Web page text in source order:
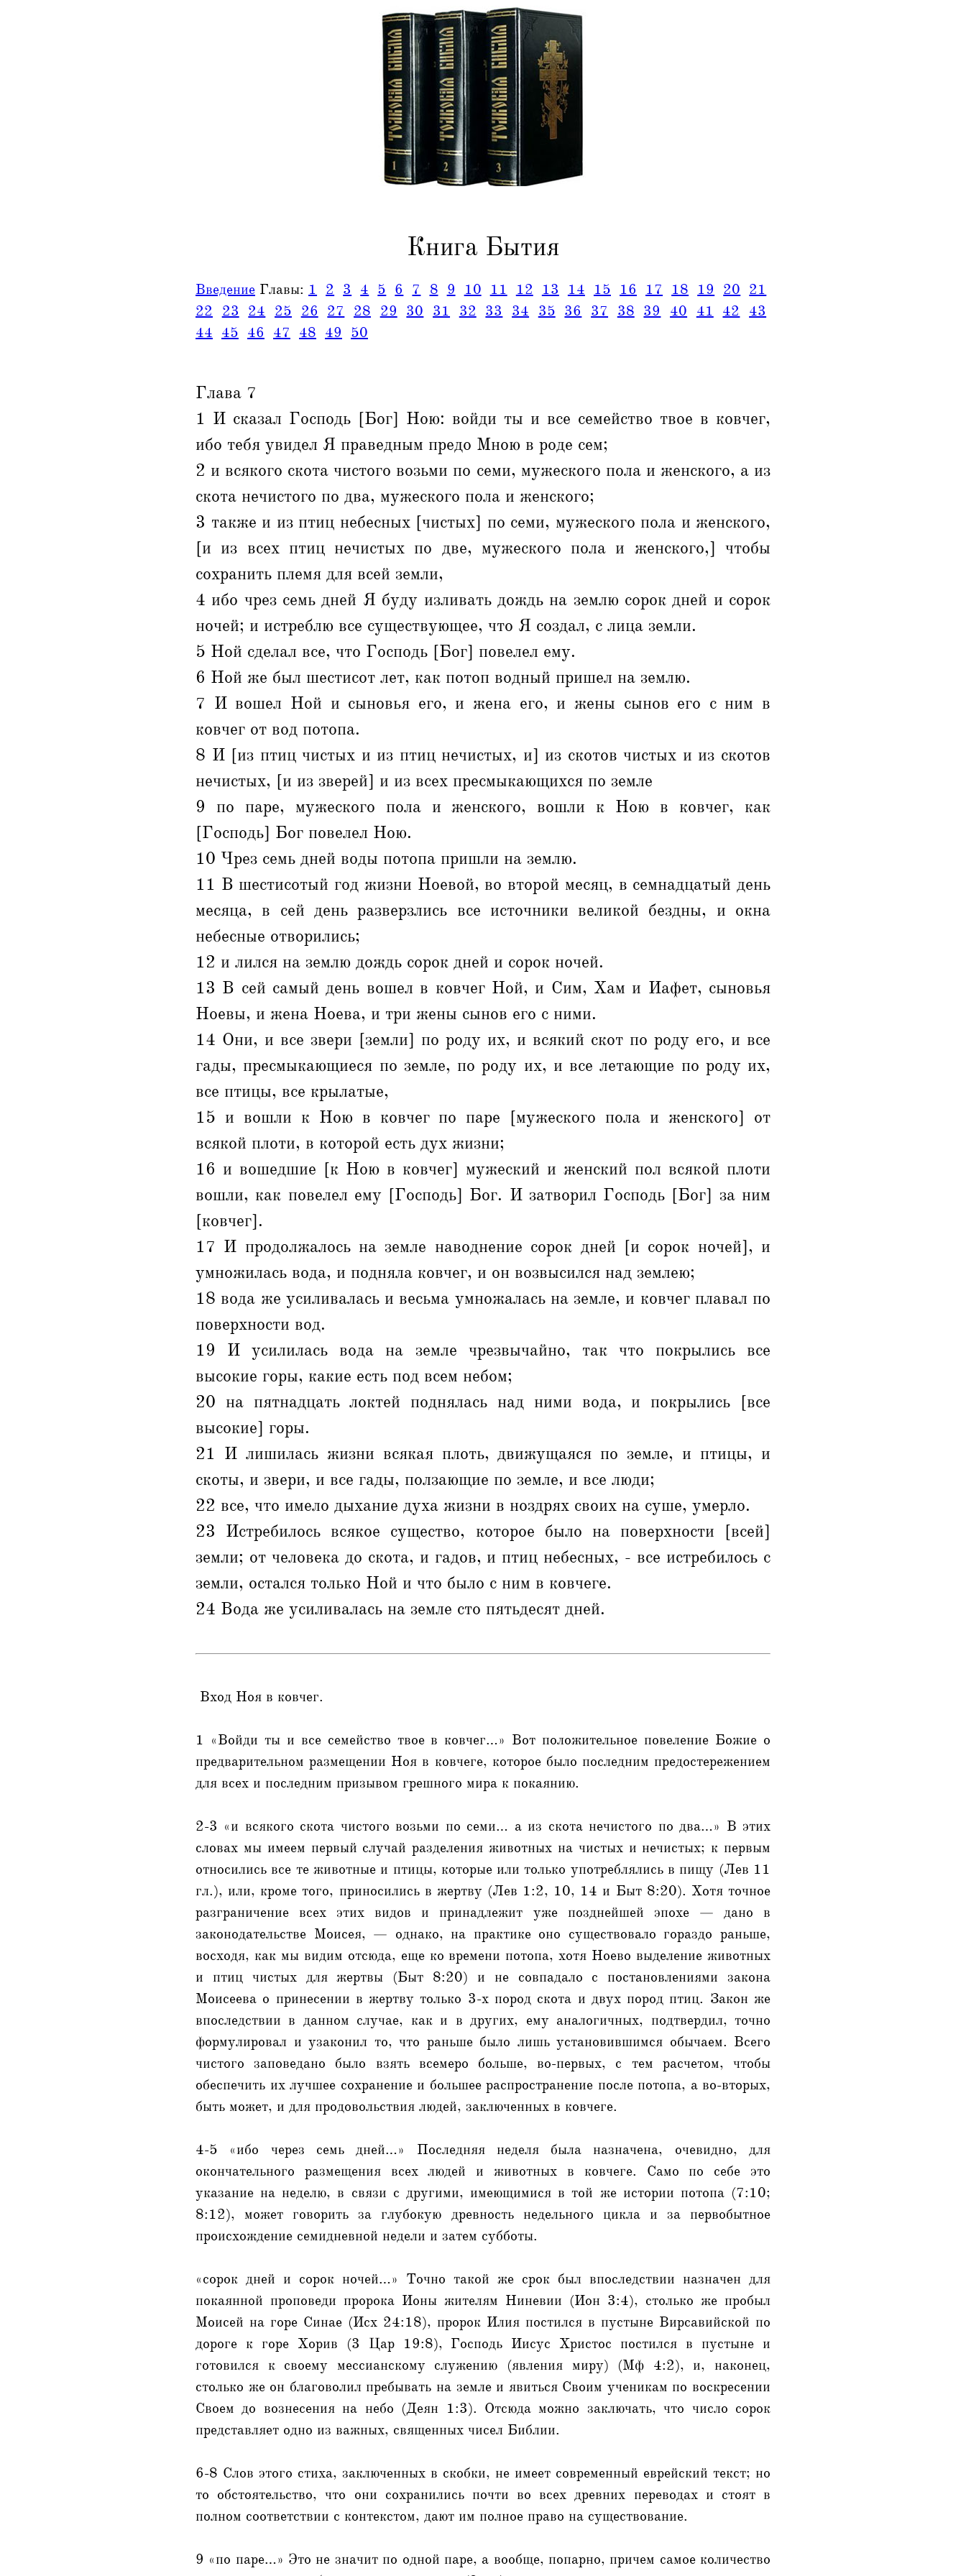
Книга Бытия
Введение Главы: 1 2 3 4 5 6 7 8 9 10 11 12 13 14 15 16 17 18 19 20 21
22
23 24 25 26 27 28 29 30 31 32 33 34 35 36 37 38 39 40 41 42
43
44 45 46 47 48 49 50
Глава 7
1 И сказал Господь [Бог] Ною: войди ты и все семейство твое в ковчег,
ибо тебя увидел Я праведным предо Мною в роде сем;
2 и всякого скота чистого возьми по семи, мужеского пола и женского, а из
скота нечистого по два, мужеского пола и женского;
3 также и из птиц небесных [чистых] по семи, мужеского пола и женского,
[и из всех птиц нечистых по две, мужеского пола и женского,] чтобы
сохранить племя для всей земли,
4 ибо чрез семь дней Я буду изливать дождь на землю сорок дней и сорок
ночей; и истреблю все существующее, что Я создал, с лица земли.
5 Ной сделал все, что Господь [Бог] повелел ему.
6 Ной же был шестисот лет, как потоп водный пришел на землю.
7 И вошел Ной и сыновья его, и жена его, и жены сынов его с ним в
ковчег от вод потопа.
8 И [из птиц чистых и из птиц нечистых, и] из скотов чистых и из скотов
нечистых, [и из зверей] и из всех пресмыкающихся по земле
9 по паре, мужеского пола и женского, вошли к Ною в ковчег, как
[Господь] Бог повелел Ною.
10 Чрез семь дней воды потопа пришли на землю.
11 В шестисотый год жизни Ноевой, во второй месяц, в семнадцатый день
месяца, в сей день разверзлись все источники великой бездны, и окна
небесные отворились;
12 и лился на землю дождь сорок дней и сорок ночей.
13 В сей самый день вошел в ковчег Ной, и Сим, Хам и Иафет, сыновья
Ноевы, и жена Ноева, и три жены сынов его с ними.
14 Они, и все звери [земли] по роду их, и всякий скот по роду его, и все
гады, пресмыкающиеся по земле, по роду их, и все летающие по роду их,
все птицы, все крылатые,
15 и вошли к Ною в ковчег по паре [мужеского пола и женского] от
всякой плоти, в которой есть дух жизни;
16 и вошедшие [к Ною в ковчег] мужеский и женский пол всякой плоти
вошли, как повелел ему [Господь] Бог. И затворил Господь [Бог] за ним
[ковчег].
17 И продолжалось на земле наводнение сорок дней [и сорок ночей], и
умножилась вода, и подняла ковчег, и он возвысился над землею;
18 вода же усиливалась и весьма умножалась на земле, и ковчег плавал по
поверхности вод.
19 И усилилась вода на земле чрезвычайно, так что покрылись все
высокие горы, какие есть под всем небом;
20 на пятнадцать локтей поднялась над ними вода, и покрылись [все
высокие] горы.
21 И лишилась жизни всякая плоть, движущаяся по земле, и птицы, и
скоты, и звери, и все гады, ползающие по земле, и все люди;
22 все, что имело дыхание духа жизни в ноздрях своих на суше, умерло.
23 Истребилось всякое существо, которое было на поверхности [всей]
земли; от человека до скота, и гадов, и птиц небесных, - все истребилось с
земли, остался только Ной и что было с ним в ковчеге.
24 Вода же усиливалась на земле сто пятьдесят дней.
Вход Ноя в ковчег.
1 «Войди ты и все семейство твое в ковчег…» Вот положительное повеление Божие о
предварительном размещении Ноя в ковчеге, которое было последним предостережением
для всех и последним призывом грешного мира к покаянию.
2-3 «и всякого скота чистого возьми по семи… а из скота нечистого по два…» В этих
словах мы имеем первый случай разделения животных на чистых и нечистых; к первым
относились все те животные и птицы, которые или только употреблялись в пищу (Лев 11
гл.), или, кроме того, приносились в жертву (Лев 1:2, 10, 14 и Быт 8:20). Хотя точное
разграничение всех этих видов и принадлежит уже позднейшей эпохе — дано в
законодательстве Моисея, — однако, на практике оно существовало гораздо раньше,
восходя, как мы видим отсюда, еще ко времени потопа, хотя Ноево выделение животных
и птиц чистых для жертвы (Быт 8:20) и не совпадало с постановлениями закона
Моисеева о принесении в жертву только 3-х пород скота и двух пород птиц. Закон же
впоследствии в данном случае, как и в других, ему аналогичных, подтвердил, точно
формулировал и узаконил то, что раньше было лишь установившимся обычаем. Всего
чистого заповедано было взять всемеро больше, во-первых, с тем расчетом, чтобы
обеспечить их лучшее сохранение и большее распространение после потопа, а во-вторых,
быть может, и для продовольствия людей, заключенных в ковчеге.
4-5 «ибо через семь дней…» Последняя неделя была назначена, очевидно, для
окончательного размещения всех людей и животных в ковчеге. Само по себе это
указание на неделю, в связи с другими, имеющимися в той же истории потопа (7:10;
8:12), может говорить за глубокую древность недельного цикла и за первобытное
происхождение семидневной недели и затем субботы.
«сорок дней и сорок ночей…» Точно такой же срок был впоследствии назначен для
покаянной проповеди пророка Ионы жителям Ниневии (Ион 3:4), столько же пробыл
Моисей на горе Синае (Исх 24:18), пророк Илия постился в пустыне Вирсавийской по
дороге к горе Хорив (3 Цар 19:8), Господь Иисус Христос постился в пустыне и
готовился к своему мессианскому служению (явления миру) (Мф 4:2), и, наконец,
столько же он благоволил пребывать на земле и явиться Своим ученикам по воскресении
Своем до вознесения на небо (Деян 1:3). Отсюда можно заключать, что число сорок
представляет одно из важных, священных чисел Библии.
6-8 Слов этого стиха, заключенных в скобки, не имеет современный еврейский текст; но
то обстоятельство, что они сохранились почти во всех древних переводах и стоят в
полном соответствии с контекстом, дают им полное право на существование.
9 «по паре…» Это не значит по одной паре, а вообще, попарно, причем самое количество